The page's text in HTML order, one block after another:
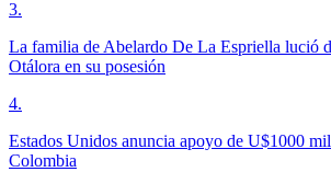
3.
La familia de Abelardo De La Espriella lució
Otálora en su posesión
4.
Estados Unidos anuncia apoyo de U$1000
Colombia